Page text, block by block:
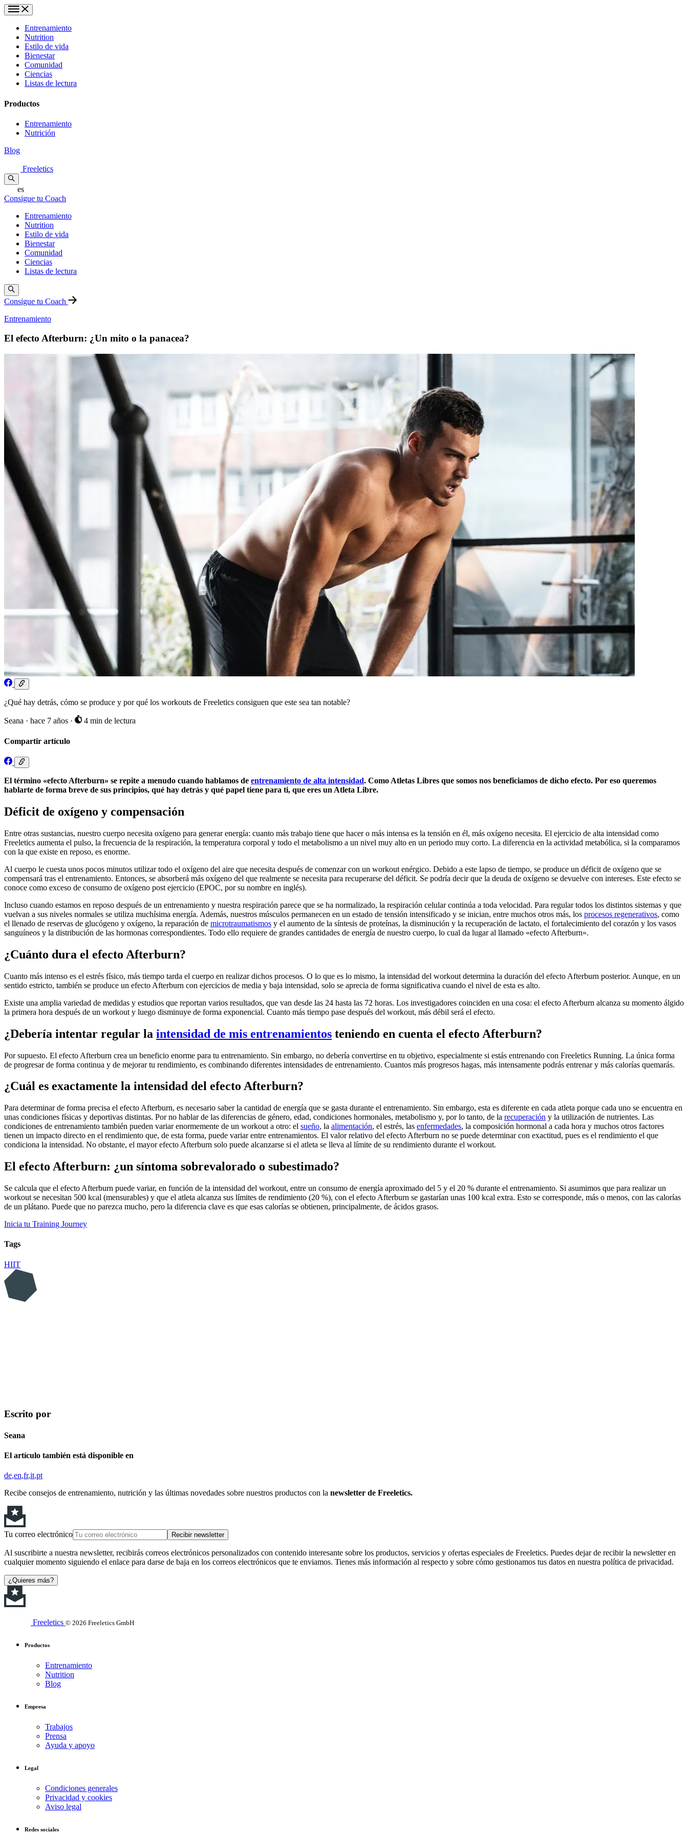
Entrenamiento
Nutrition
Estilo de vida
Bienestar
Comunidad
Ciencias
Listas de lectura
Productos
Entrenamiento
Nutrición
Blog
Freeletics
es
Consigue tu Coach
Entrenamiento
Nutrition
Estilo de vida
Bienestar
Comunidad
Ciencias
Listas de lectura
Consigue tu Coach
Entrenamiento
El efecto Afterburn: ¿Un mito o la panacea?
¿Qué hay detrás, cómo se produce y por qué los workouts de Freeletics consiguen que este sea tan notable?
Seana · hace 7 años · 4 min de lectura
Compartir artículo
El término «efecto Afterburn» se repite a menudo cuando hablamos de entrenamiento de alta intensidad. Como Atletas Libres que somos nos beneficiamos de dicho efecto. Por eso queremos
hablarte de forma breve de sus principios, qué hay detrás y qué papel tiene para ti, que eres un Atleta Libre.
Déficit de oxígeno y compensación
Entre otras sustancias, nuestro cuerpo necesita oxígeno para generar energía: cuanto más trabajo tiene que hacer o más intensa es la tensión en él, más oxígeno necesita. El ejercicio de alta intensidad como
Freeletics aumenta el pulso, la frecuencia de la respiración, la temperatura corporal y todo el metabolismo a un nivel muy alto en un periodo muy corto. La diferencia en la actividad metabólica, si la comparamos
con la que existe en reposo, es enorme.
Al cuerpo le cuesta unos pocos minutos utilizar todo el oxígeno del aire que necesita después de comenzar con un workout enérgico. Debido a este lapso de tiempo, se produce un déficit de oxígeno que se
compensará tras el entrenamiento. Entonces, se absorberá más oxígeno del que realmente se necesita para recuperarse del déficit. Se podría decir que la deuda de oxígeno se devuelve con intereses. Este efecto se
conoce como exceso de consumo de oxígeno post ejercicio (EPOC, por su nombre en inglés).
Incluso cuando estamos en reposo después de un entrenamiento y nuestra respiración parece que se ha normalizado, la respiración celular continúa a toda velocidad. Para regular todos los distintos sistemas y que
vuelvan a sus niveles normales se utiliza muchísima energía. Además, nuestros músculos permanecen en un estado de tensión intensificado y se inician, entre muchos otros más, los procesos regenerativos, como
el llenado de reservas de glucógeno y oxígeno, la reparación de microtraumatismos y el aumento de la síntesis de proteínas, la disminución y la recuperación de lactato, el fortalecimiento del corazón y los vasos
sanguíneos y la distribución de las hormonas correspondientes. Todo ello requiere de grandes cantidades de energía de nuestro cuerpo, lo cual da lugar al llamado «efecto Afterburn».
¿Cuánto dura el efecto Afterburn?
Cuanto más intenso es el estrés físico, más tiempo tarda el cuerpo en realizar dichos procesos. O lo que es lo mismo, la intensidad del workout determina la duración del efecto Afterburn posterior. Aunque, en un
sentido estricto, también se produce un efecto Afterburn con ejercicios de media y baja intensidad, solo se aprecia de forma significativa cuando el nivel de esta es alto.
Existe una amplia variedad de medidas y estudios que reportan varios resultados, que van desde las 24 hasta las 72 horas. Los investigadores coinciden en una cosa: el efecto Afterburn alcanza su momento álgido
la primera hora después de un workout y luego disminuye de forma exponencial. Cuanto más tiempo pase después del workout, más débil será el efecto.
¿Debería intentar regular la intensidad de mis entrenamientos teniendo en cuenta el efecto Afterburn?
Por supuesto. El efecto Afterburn crea un beneficio enorme para tu entrenamiento. Sin embargo, no debería convertirse en tu objetivo, especialmente si estás entrenando con Freeletics Running. La única forma
de progresar de forma continua y de mejorar tu rendimiento, es combinando diferentes intensidades de entrenamiento. Cuantos más progresos hagas, más intensamente podrás entrenar y más calorías quemarás.
¿Cuál es exactamente la intensidad del efecto Afterburn?
Para determinar de forma precisa el efecto Afterburn, es necesario saber la cantidad de energía que se gasta durante el entrenamiento. Sin embargo, esta es diferente en cada atleta porque cada uno se encuentra en
unas condiciones físicas y deportivas distintas. Por no hablar de las diferencias de género, edad, condiciones hormonales, metabolismo y, por lo tanto, de la recuperación y la utilización de nutrientes. Las
condiciones de entrenamiento también pueden variar enormemente de un workout a otro: el sueño, la alimentación, el estrés, las enfermedades, la composición hormonal a cada hora y muchos otros factores
tienen un impacto directo en el rendimiento que, de esta forma, puede variar entre entrenamientos. El valor relativo del efecto Afterburn no se puede determinar con exactitud, pues es el rendimiento el que
condiciona la intensidad. No obstante, el mayor efecto Afterburn solo puede alcanzarse si el atleta se lleva al límite de su rendimiento durante el workout.
El efecto Afterburn: ¿un síntoma sobrevalorado o subestimado?
Se calcula que el efecto Afterburn puede variar, en función de la intensidad del workout, entre un consumo de energía aproximado del 5 y el 20 % durante el entrenamiento. Si asumimos que para realizar un
workout se necesitan 500 kcal (mensurables) y que el atleta alcanza sus límites de rendimiento (20 %), con el efecto Afterburn se gastarían unas 100 kcal extra. Esto se corresponde, más o menos, con las calorías
de un plátano. Puede que no parezca mucho, pero la diferencia clave es que esas calorías se obtienen, principalmente, de ácidos grasos.
Inicia tu Training Journey
Tags
HIIT
Escrito por
Seana
El artículo también está disponible en
de en fr it pt
Recibe consejos de entrenamiento, nutrición y las últimas novedades sobre nuestros productos con la newsletter de Freeletics.
Tu correo electrónico Recibir newsletter
Al suscribirte a nuestra newsletter, recibirás correos electrónicos personalizados con contenido interesante sobre los productos, servicios y ofertas especiales de Freeletics. Puedes dejar de recibir la newsletter en
cualquier momento siguiendo el enlace para darse de baja en los correos electrónicos que te enviamos. Tienes más información al respecto y sobre cómo gestionamos tus datos en nuestra política de privacidad.
¿Quieres más?
Freeletics © 2026 Freeletics GmbH
Productos
Entrenamiento
Nutrition
Blog
Empresa
Trabajos
Prensa
Ayuda y apoyo
Legal
Condiciones generales
Privacidad y cookies
Aviso legal
Redes sociales